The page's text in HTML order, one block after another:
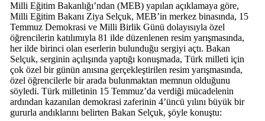
Milli Eğitim Bakanlığı’ndan (MEB) yapılan açıklamaya göre,
Milli Eğitim Bakanı Ziya Selçuk, MEB’in merkez binasında, 15
Temmuz Demokrasi ve Milli Birlik Günü dolayısıyla özel
öğrencilerin katılımıyla 81 ilde düzenlenen resim yarışmasında,
her ilde birinci olan eserlerin bulunduğu sergiyi açtı. Bakan
Selçuk, serginin açılışında yaptığı konuşmada, Türk milleti için
çok özel bir günün anısına gerçekleştirilen resim yarışmasında,
özel öğrencilerle bir arada bulunmaktan memnun olduğunu
söyledi. Türk milletinin 15 Temmuz’da verdiği mücadelenin
ardından kazanılan demokrasi zaferinin 4’üncü yılını büyük bir
gururla andıklarını belirten Bakan Selçuk, şöyle konuştu: